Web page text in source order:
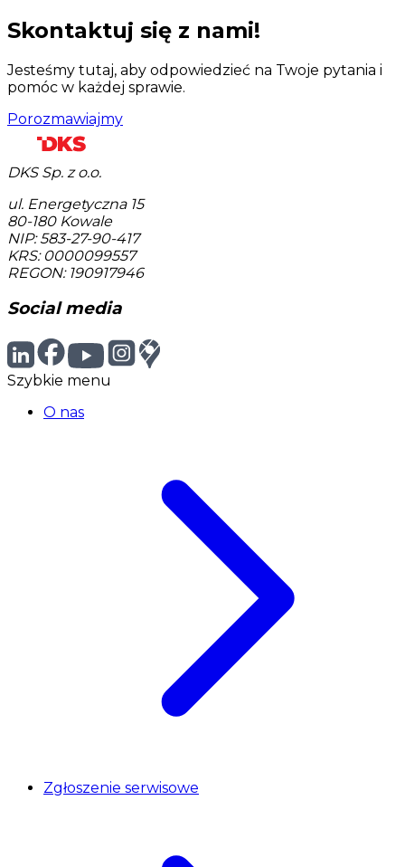
Skontaktuj się z nami!
Jesteśmy tutaj, aby odpowiedzieć na Twoje pytania i
pomóc w każdej sprawie.
Porozmawiajmy
DKS Sp. z o.o.
ul. Energetyczna 15
80-180 Kowale
NIP: 583-27-90-417
KRS: 0000099557
REGON: 190917946
Social media
Szybkie menu
O nas
Zgłoszenie serwisowe